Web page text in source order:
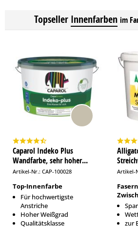
Topseller Innenfarben im
Caparol Indeko Plus
Wandfarbe, sehr hoher...
Artikel-Nr.: CAP-100028
Top-Innenfarbe
Für hochwertigste
Anstriche
Hoher Weißgrad
Qualitätsklasse
Artikel-
zur